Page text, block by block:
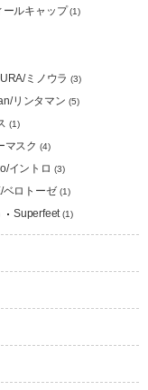
ールキャップ(1)
ミノウラ (3)
リンタマン (5)
(1)
マスク (4)
イントロ (3)
ベロトーゼ(1)
Superfeet (1)